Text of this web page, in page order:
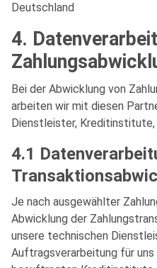
Deutschland
4.
Bei der Abwicklung von
arbeiten wir mit diesen
Dienstleister,
4.1
Je nach ausgewählter
Abwicklung der
unsere technischen
Auftragsverarbeitung für